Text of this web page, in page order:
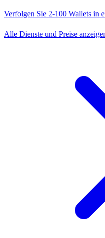
Verfolgen Sie 2-100 Wallets in
Alle Dienste und Preise